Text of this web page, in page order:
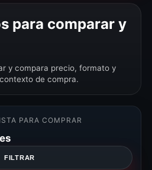
para comparar y
y compara precio, formato y
de compra.
PARA COMPRAR
FILTRAR